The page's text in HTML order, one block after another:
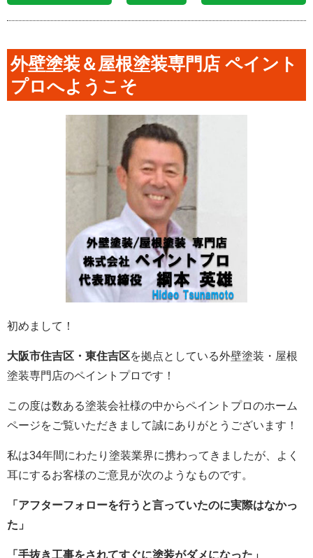
外壁塗装＆屋根塗装専門店 ペイント
プロへようこそ
初めまして！
大阪市住吉区・東住吉区を拠点としている外壁塗装・屋根
塗装専門店のペイントプロです！
この度は数ある塗装会社様の中からペイントプロのホーム
ページをご覧いただきまして誠にありがとうございます！
私は34年間にわたり塗装業界に携わってきましたが、よく
耳にするお客様のご意見が次のようなものです。
「アフターフォローを行うと言っていたのに実際はなかっ
た」
「手抜き工事をされてすぐに塗装がダメになった」